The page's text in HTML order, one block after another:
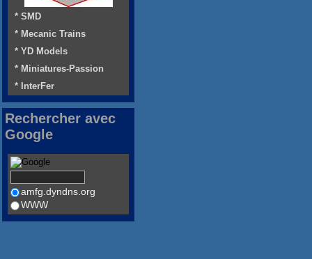
* SMD
* Mecanic Trains
* YD Models
* Miniatures-Passion
* InterFer
Rechercher avec
Google
amfg.dyndns.org
WWW